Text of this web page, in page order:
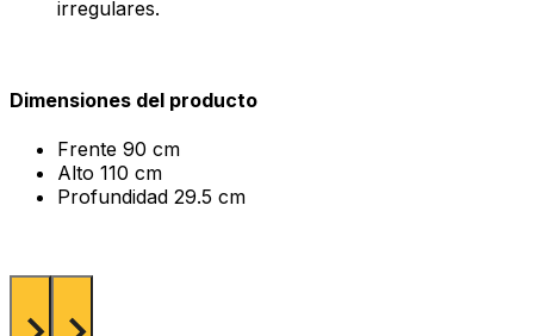
irregulares.
Dimensiones del producto
Frente 90 cm
Alto 110 cm
Profundidad 29.5 cm